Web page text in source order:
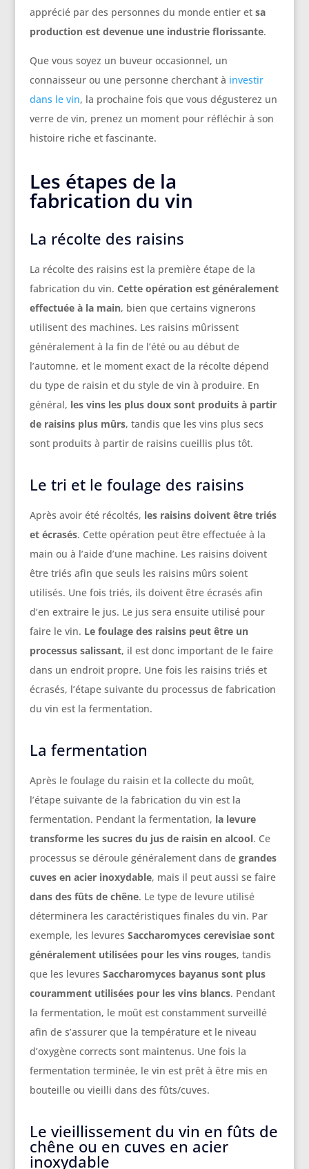
apprécié par des personnes du monde entier etsa
production est devenue une industrie florissante.
Que vous soyez un buveur occasionnel, un
connaisseur ou une personne cherchant à investir
dans le vin, la prochaine fois que vous dégusterez un
verre de vin, prenez un moment pour réfléchir à son
histoire riche et fascinante.
Les étapes de la
fabrication du vin
La récolte des raisins
La récolte des raisins est la première étape de la
fabrication du vin. Cette opération est généralement
effectuée à la main, bien que certains vignerons
utilisent des machines. Les raisins mûrissent
généralement à la fin de l’été ou au début de
l’automne, et le moment exact de la récolte dépend
du type de raisin et du style de vin à produire. En
général, les vins les plus doux sont produits à partir
de raisins plus mûrs, tandis que les vins plus secs
sont produits à partir de raisins cueillis plus tôt.
Le tri et le foulage des raisins
Après avoir été récoltés, les raisins doivent être triés
et écrasés. Cette opération peut être effectuée à la
main ou à l’aide d’une machine. Les raisins doivent
être triés afin que seuls les raisins mûrs soient
utilisés. Une fois triés, ils doivent être écrasés afin
d’en extraire le jus. Le jus sera ensuite utilisé pour
faire le vin. Le foulage des raisins peut être un
processus salissant, il est donc important de le faire
dans un endroit propre. Une fois les raisins triés et
écrasés, l’étape suivante du processus de fabrication
du vin est la fermentation.
La fermentation
Après le foulage du raisin et la collecte du moût,
l’étape suivante de la fabrication du vin est la
fermentation. Pendant la fermentation, la levure
transforme les sucres du jus de raisin en alcool. Ce
processus se déroule généralement dans degrandes
cuves en acier inoxydable, mais il peut aussi se faire
dans des fûts de chêne. Le type de levure utilisé
déterminera les caractéristiques finales du vin. Par
exemple, les levures Saccharomyces cerevisiae sont
généralement utilisées pour les vins rouges, tandis
que les levures Saccharomyces bayanus sont plus
couramment utilisées pour les vins blancs. Pendant
la fermentation, le moût est constamment surveillé
afin de s’assurer que la température et le niveau
d’oxygène corrects sont maintenus. Une fois la
fermentation terminée, le vin est prêt à être mis en
bouteille ou vieilli dans des fûts/cuves.
Le vieillissement du vin en fûts de
chêne ou en cuves en acier
inoxydable